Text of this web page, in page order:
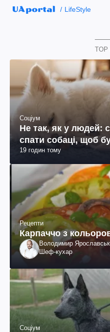
LifeStyle
TOP
Соціум
Не так, як у людей:
спати собаці, щоб
19 годин тому
Рецепти
Карпаччо з
Володимир
Шеф-кухар
Соціум